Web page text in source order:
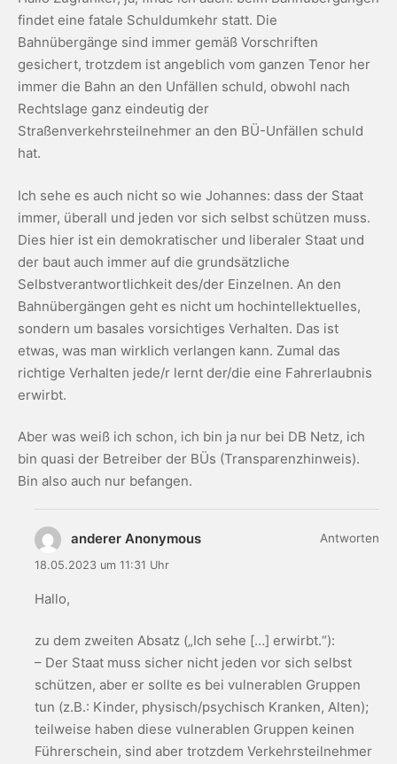
findet eine fatale Schuldumkehr statt. Die
Bahnübergänge sind immer gemäß Vorschriften
gesichert, trotzdem ist angeblich vom ganzen Tenor her
immer die Bahn an den Unfällen schuld, obwohl nach
Rechtslage ganz eindeutig der
Straßenverkehrsteilnehmer an den BÜ-Unfällen schuld
hat.
Ich sehe es auch nicht so wie Johannes: dass der Staat
immer, überall und jeden vor sich selbst schützen muss.
Dies hier ist ein demokratischer und liberaler Staat und
der baut auch immer auf die grundsätzliche
Selbstverantwortlichkeit des/der Einzelnen. An den
Bahnübergängen geht es nicht um hochintellektuelles,
sondern um basales vorsichtiges Verhalten. Das ist
etwas, was man wirklich verlangen kann. Zumal das
richtige Verhalten jede/r lernt der/die eine Fahrerlaubnis
erwirbt.
Aber was weiß ich schon, ich bin ja nur bei DB Netz, ich
bin quasi der Betreiber der BÜs (Transparenzhinweis).
Bin also auch nur befangen.
anderer Anonymous
18.05.2023 um 11:31 Uhr
Hallo,
zu dem zweiten Absatz („Ich sehe […] erwirbt.“):
– Der Staat muss sicher nicht jeden vor sich selbst
schützen, aber er sollte es bei vulnerablen Gruppen
tun (z.B.: Kinder, physisch/psychisch Kranken, Alten);
teilweise haben diese vulnerablen Gruppen keinen
Führerschein, sind aber trotzdem Verkehrsteilnehmer
Antworten